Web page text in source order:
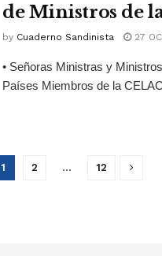
de Ministros de
by Cuaderno Sandinista 27
• Señoras Ministras y
Países Miembros de la
1 2 … 12